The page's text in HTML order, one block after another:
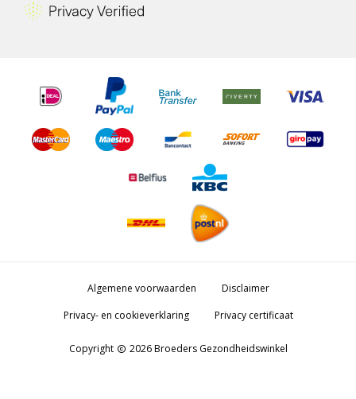
Algemene voorwaarden
Disclaimer
Privacy- en cookieverklaring
Privacy certificaat
Copyright copyright 2026 Broeders Gezondheidswinkel